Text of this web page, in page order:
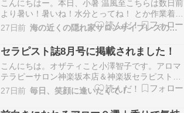
こんにちはー。本日、小暑 温風至こちらは数日前
より暑い！暑いね！水分とってね！ とか作業着に
扇風機ついた起動時間の話などとか体調気をつけ
てね！と、声を掛け合うような日和です。お住ま
いの地域はいかがでしょうか？さて、 梅雨明け近
そうという事で百万石まつり やバラ園 の前に夏
は夜 …
27日前 海の近くの隠れ家サロンサイプレスのブログ
セラピスト誌8月号に掲載されました！
こんにちは。オザティこと小澤智子です。アロマ
テラピーサロン神楽坂本店＆神楽坂セラピスト育
成スクールの『エフェクティブタッチ』を主宰し
ています。 人気ブログランキングに参加していま
す現在発売中の『セラピスト』8月号に掲載して
27日前 毎日、笑顔に逢いたくて！